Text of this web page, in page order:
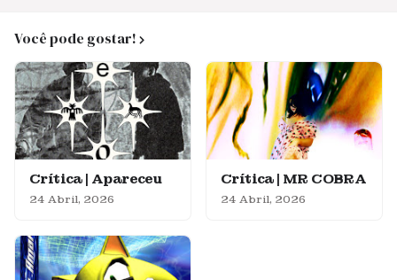
Você pode gostar!
Crítica | Apareceu
24 Abril, 2026
Crítica | MR COBRA
24 Abril, 2026